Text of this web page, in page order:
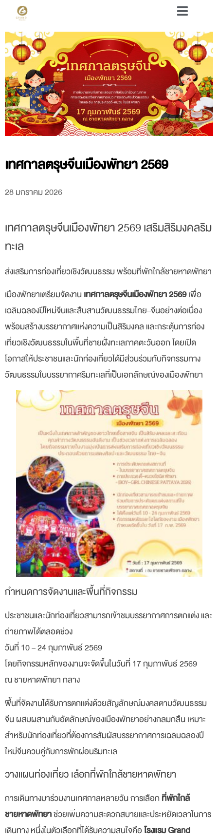
เทศกาลตรุษจีนเมืองพัทยา 2569
28 มกราคม 2026
เทศกาลตรุษจีนเมืองพัทยา 2569 เสริมสิริมงคลริม
ทะเล
ส่งเสริมการท่องเที่ยวเชิงวัฒนธรรม พร้อมที่พักใกล้ชายหาดพัทยา
เมืองพัทยาเตรียมจัดงานเทศกาลตรุษจีนเมืองพัทยา 2569เพื่อ
เฉลิมฉลองปีใหม่จีนและสืบสานวัฒนธรรมไทย–จีนอย่างต่อเนื่อง
พร้อมสร้างบรรยากาศแห่งความเป็นสิริมงคล และกระตุ้นการท่อง
เที่ยวเชิงวัฒนธรรมในพื้นที่ชายฝั่งทะเลภาคตะวันออก โดยเปิด
โอกาสให้ประชาชนและนักท่องเที่ยวได้มีส่วนร่วมกับกิจกรรมทาง
วัฒนธรรมในบรรยากาศริมทะเลที่เป็นเอกลักษณ์ของเมืองพัทยา
กำหนดการจัดงานและพื้นที่กิจกรรม
ประชาชนและนักท่องเที่ยวสามารถเข้าชมบรรยากาศการตกแต่ง และ
ถ่ายภาพได้ตลอดช่วง
วันที่ 10 – 24 กุมภาพันธ์ 2569
โดยกิจกรรมหลักของงานจะจัดขึ้นในวันที่ 17 กุมภาพันธ์ 2569
ณ ชายหาดพัทยา กลาง
พื้นที่จัดงานได้รับการตกแต่งด้วยสัญลักษณ์มงคลตามวัฒนธรรม
จีน ผสมผสานกับอัตลักษณ์ของเมืองพัทยาอย่างกลมกลืน เหมาะ
สำหรับนักท่องเที่ยวที่ต้องการสัมผัสบรรยากาศการเฉลิมฉลองปี
ใหม่จีนควบคู่กับการพักผ่อนริมทะเล
วางแผนท่องเที่ยว เลือกที่พักใกล้ชายหาดพัทยา
การเดินทางมาร่วมงานเทศกาลหลายวัน การเลือกที่พักใกล้
ชายหาดพัทยาช่วยเพิ่มความสะดวกสบายและประหยัดเวลาในการ
เดินทาง หนึ่งในตัวเลือกที่ได้รับความสนใจคือโรงแรม Grand